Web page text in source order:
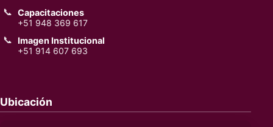
📞 Capacitaciones
+51 948 369 617
📞
Imagen Institucional
+51 914 607 693
Ubicación